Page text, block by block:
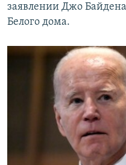
заявлении Джо
Белого дома.